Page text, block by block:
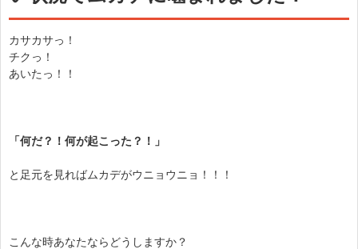
カサカサっ！
チクっ！
あいたっ！！
「何だ？！何が起こった？！」
と足元を見ればムカデがウニョウニョ！！！
こんな時あなたならどうしますか？